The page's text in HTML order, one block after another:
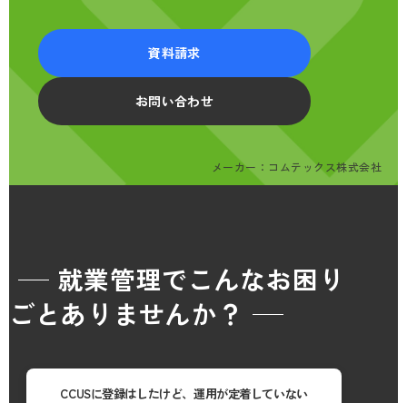
資料請求
お問い合わせ
メーカー：コムテックス株式会社
就業管理でこんなお困り
ごとありませんか？
CCUSに登録はしたけど、運用が定着していない